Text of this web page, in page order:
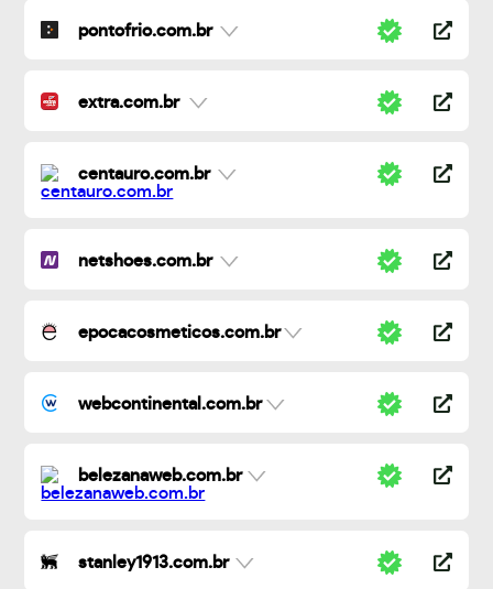
pontofrio.com.br
extra.com.br
centauro.com.br
netshoes.com.br
epocacosmeticos.com.br
webcontinental.com.br
belezanaweb.com.br
stanley1913.com.br